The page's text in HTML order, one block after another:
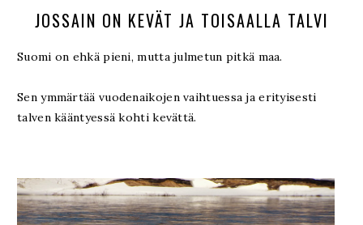
JOSSAIN ON KEVÄT JA TOISAALLA TALVI
Suomi on ehkä pieni, mutta julmetun pitkä maa.
Sen ymmärtää vuodenaikojen vaihtuessa ja erityisesti
talven kääntyessä kohti kevättä.